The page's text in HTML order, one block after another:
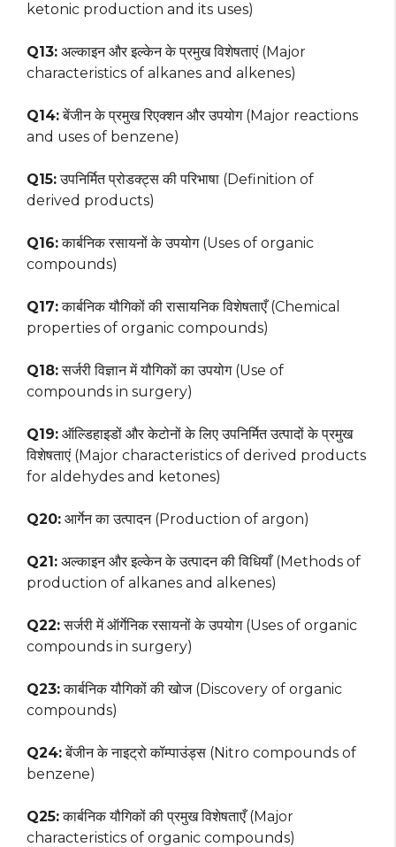
ketonic production and its uses)
Q13: अल्काइन और इल्केन के प्रमुख विशेषताएं (Major
characteristics of alkanes and alkenes)
Q14:बेंजीन के प्रमुख रिएक्शन और उपयोग (Major reactions
and uses of benzene)
Q15:उपनिर्मित प्रोडक्ट्स की परिभाषा (Definition of
derived products)
Q16:कार्बनिक रसायनों के उपयोग (Uses of organic
compounds)
Q17:कार्बनिक यौगिकों की रासायनिक विशेषताएँ (Chemical
properties of organic compounds)
Q18:सर्जरी विज्ञान में यौगिकों का उपयोग (Use of
compounds in surgery)
Q19: ऑल्डिहाइडों और केटोनों के लिए उपनिर्मित उत्पादों के प्रमुख
विशेषताएं (Major characteristics of derived products
for aldehydes and ketones)
Q20: आर्गेन का उत्पादन (Production of argon)
Q21: अल्काइन और इल्केन के उत्पादन की विधियाँ (Methods of
production of alkanes and alkenes)
Q22:सर्जरी में ऑर्गेनिक रसायनों के उपयोग (Uses of organic
compounds in surgery)
Q23:कार्बनिक यौगिकों की खोज (Discovery of organic
compounds)
Q24:बेंजीन के नाइट्रो कॉम्पाउंड्स (Nitro compounds of
benzene)
Q25:कार्बनिक यौगिकों की प्रमुख विशेषताएँ (Major
characteristics of organic compounds)